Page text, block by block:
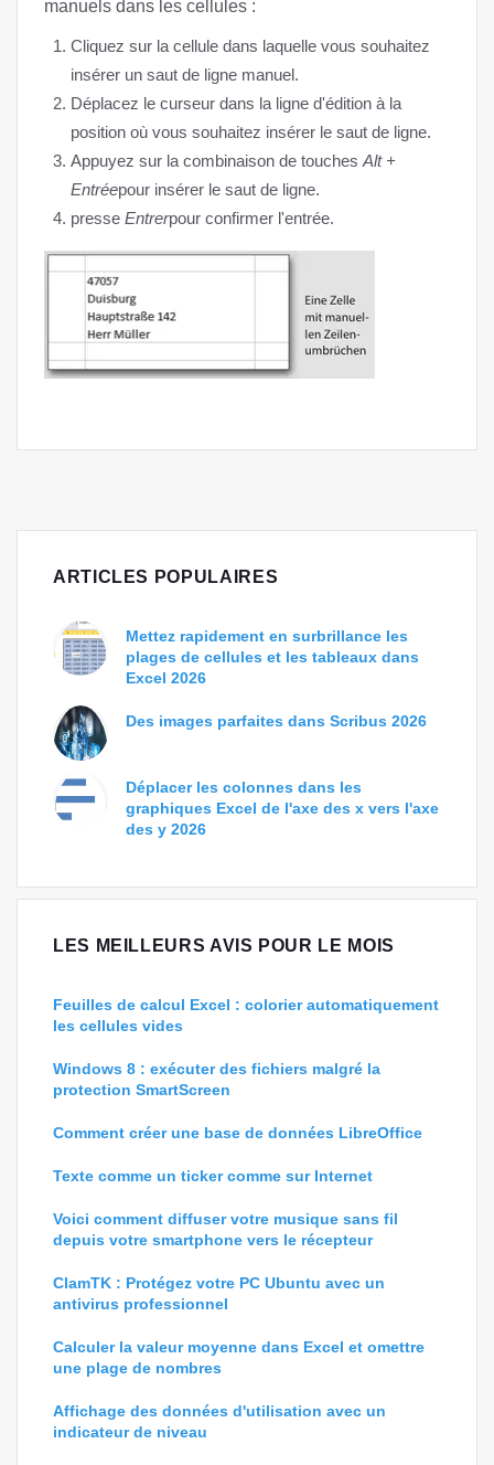
manuels dans les cellules :
Cliquez sur la cellule dans laquelle vous souhaitez
insérer un saut de ligne manuel.
Déplacez le curseur dans la ligne d'édition à la
position où vous souhaitez insérer le saut de ligne.
Appuyez sur la combinaison de touches Alt +
Entréepour insérer le saut de ligne.
presse Entrerpour confirmer l'entrée.
ARTICLES POPULAIRES
Mettez rapidement en surbrillance les
plages de cellules et les tableaux dans
Excel 2026
Des images parfaites dans Scribus 2026
Déplacer les colonnes dans les
graphiques Excel de l'axe des x vers l'axe
des y 2026
LES MEILLEURS AVIS POUR LE MOIS
Feuilles de calcul Excel : colorier automatiquement
les cellules vides
Windows 8 : exécuter des fichiers malgré la
protection SmartScreen
Comment créer une base de données LibreOffice
Texte comme un ticker comme sur Internet
Voici comment diffuser votre musique sans fil
depuis votre smartphone vers le récepteur
ClamTK : Protégez votre PC Ubuntu avec un
antivirus professionnel
Calculer la valeur moyenne dans Excel et omettre
une plage de nombres
Affichage des données d'utilisation avec un
indicateur de niveau